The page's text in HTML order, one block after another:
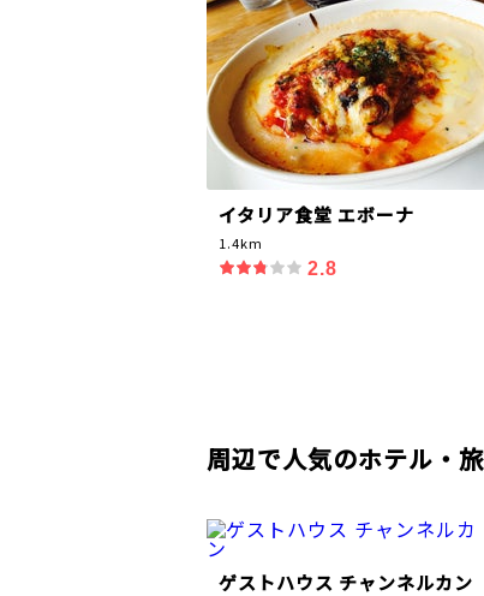
イタリア食堂 エボーナ
1.4km
2.8
周辺で人気のホテル・
ゲストハウス チャンネルカン